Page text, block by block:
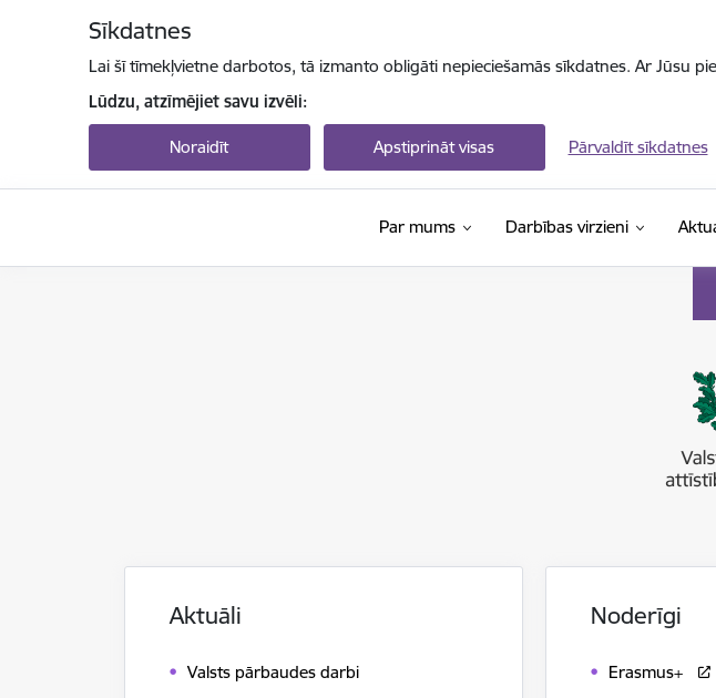
Sīkdatnes
Lai šī tīmekļvietne darbotos, tā izmanto obligāti nepieciešamās sīkdatnes. Ar Jūsu
Lūdzu, atzīmējiet savu izvēli:
Noraidīt Apstiprināt visas Pārvaldīt sīkdatnes
Par mums Darbības virzieni
Aktuāli
Valsts pārbaudes darbi
Noderīgi
Erasmus+